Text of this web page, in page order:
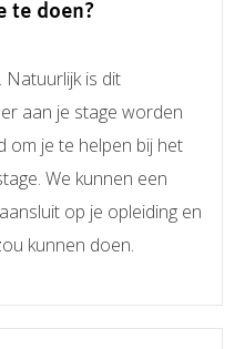
te doen?
Natuurlijk is dit
aan je stage worden
om je te helpen bij het
We kunnen een
op je opleiding en
kunnen doen.